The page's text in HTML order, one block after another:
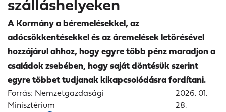
A Kormány a béremelésekkel, az
adócsökkentésekkel és az áremelések letörésével
hozzájárul ahhoz, hogy egyre több pénz maradjon a
családok zsebében, hogy saját döntésük szerint
egyre többet tudjanak kikapcsolódásra fordítani.
Forrás: Nemzetgazdasági
Minisztérium
2026. 01.
28.